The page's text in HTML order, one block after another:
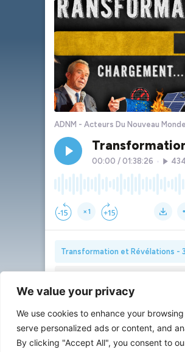
We value your privacy
We use cookies to enhance your
serve personalized ads or content, and
By clicking "Accept All", you consent to